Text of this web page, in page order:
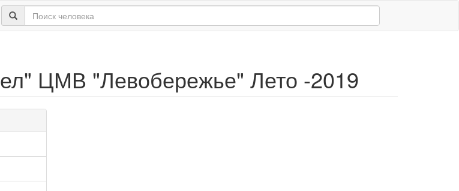
ЦМВ "Левобережье" Лето -2019